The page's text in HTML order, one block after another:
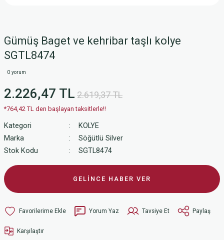
Gümüş Baget ve kehribar taşlı kolye
SGTL8474
0 yorum
2.226,47 TL 2.619,37 TL
*764,42 TL den başlayan taksitlerle!!
Kategori
KOLYE
Marka
Söğütlü Silver
Stok Kodu
SGTL8474
GELİNCE HABER VER
Yorum Yaz Tavsiye Et Paylaş
Karşılaştır